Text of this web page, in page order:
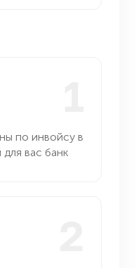
по инвойсу в
вас банк